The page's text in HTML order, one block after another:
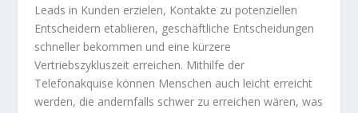
Leads in Kunden erzielen, Kontakte zu potenziellen
Entscheidern etablieren, geschäftliche Entscheidungen
schneller bekommen und eine kürzere
Vertriebszykluszeit erreichen. Mithilfe der
Telefonakquise können Menschen auch leicht erreicht
werden, die andernfalls schwer zu erreichen wären, was